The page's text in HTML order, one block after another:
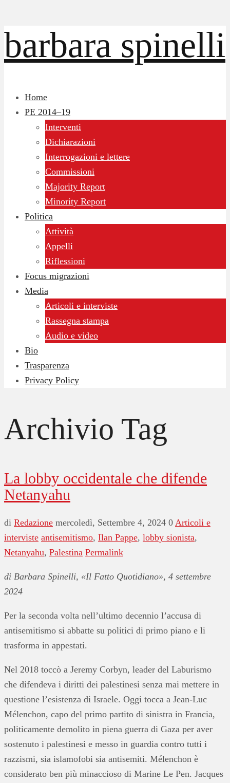
barbara spinelli
Home
PE 2014–19
Interventi
Dichiarazioni
Interrogazioni e lettere
Commissioni
Majority Report
Minority Report
Politica
Attività
Appelli
Riflessioni
Focus migrazioni
Media
Articoli e interviste
Rassegna stampa
Audio e video
Bio
Trasparenza
Privacy Policy
Archivio Tag
La lobby occidentale che difende
Netanyahu
di Redazione mercoledì, Settembre 4, 2024 0 Articoli e
interviste antisemitismo, Ilan Pappe, lobby sionista,
Netanyahu, Palestina Permalink
di Barbara Spinelli, «Il Fatto Quotidiano», 4 settembre
2024
Per la seconda volta nell’ultimo decennio l’accusa di
antisemitismo si abbatte su politici di primo piano e li
trasforma in appestati.
Nel 2018 toccò a Jeremy Corbyn, leader del Laburismo
che difendeva i diritti dei palestinesi senza mai mettere in
questione l’esistenza di Israele. Oggi tocca a Jean-Luc
Mélenchon, capo del primo partito di sinistra in Francia,
politicamente demolito in piena guerra di Gaza per aver
sostenuto i palestinesi e messo in guardia contro tutti i
razzismi, sia islamofobi sia antisemiti. Mélenchon è
considerato ben più minaccioso di Marine Le Pen. Jacques